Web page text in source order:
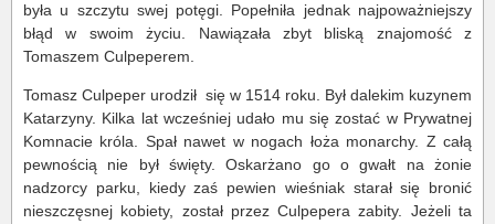
była u szczytu swej potęgi. Popełniła jednak najpoważniejszy
błąd w swoim życiu. Nawiązała zbyt bliską znajomość z
Tomaszem Culpeperem.
Tomasz Culpeper urodził się w 1514 roku. Był dalekim kuzynem
Katarzyny. Kilka lat wcześniej udało mu się zostać w Prywatnej
Komnacie króla. Spał nawet w nogach łoża monarchy. Z całą
pewnością nie był święty. Oskarżano go o gwałt na żonie
nadzorcy parku, kiedy zaś pewien wieśniak starał się bronić
nieszczęsnej kobiety, został przez Culpepera zabity. Jeżeli ta